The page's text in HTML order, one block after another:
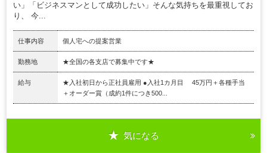
い」「ビジネスマンとして成功したい」そんな気持ちを最重視してお
り、 今...
仕事内容 個人宅への提案営業
勤務地 ★全国の各支店で募集中です★
給与
★入社初日から正社員雇用 ●入社1カ月目 45万円＋各種手当
＋オーダー賞（成約1件につき500...
気になる